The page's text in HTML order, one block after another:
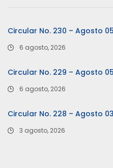
Circular No. 230 – Agosto
6 agosto, 2026
Circular No. 229 – Agosto
6 agosto, 2026
Circular No. 228 – Agosto
3 agosto, 2026